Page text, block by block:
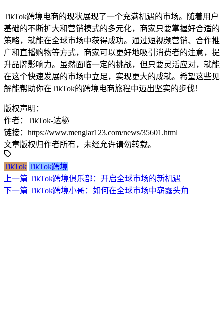
TikTok跨境电商的现状展现了一个充满机遇的市场。随着用户
基础的不断扩大和营销模式的多元化，商家只要掌握好合适的
策略，就能在全球市场中获得成功。通过短视频营销、合作推
广和直播购物等方式，商家可以更好地吸引消费者的注意，提
升品牌影响力。虽然面临一定的挑战，但只要灵活应对，就能
在这个快速发展的市场中立足，实现更大的成就。希望这些见
解能帮助你在TikTok的跨境电商旅程中迈出坚实的步伐！
版权声明：
作者：TikTok-达秘
链接：https://www.menglar123.com/news/35601.html
文章版权归作者所有，未经允许请勿转载。
TikTok TikTok跨境
上一篇 TikTok跨境俱乐部：开启全球市场的新机遇
下一篇 TikTok跨境小哥：如何在全球市场中崭露头角